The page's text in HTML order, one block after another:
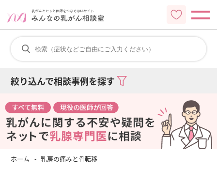
絞り込んで相談事例を探す
ホーム 乳房の痛みと骨転移